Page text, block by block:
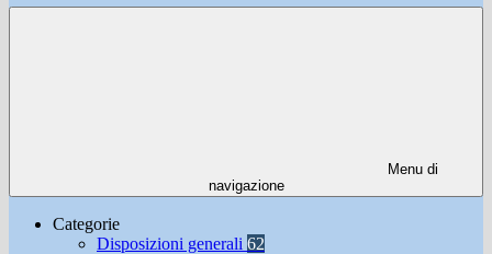
Menu di
navigazione
Categorie
Disposizioni generali 62